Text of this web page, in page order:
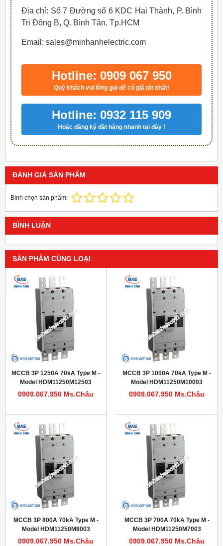
Địa chỉ: Số 7 Đường số 6 KDC Hai Thành, P. Bình
Trị Đông B, Q. Bình Tân, Tp.HCM
Email: sales@minhanhelectric.com
Hotline: 0909 067 950
Quý khách vui lòng gọi để có giá tốt nhất!
Hotline: 0932 115 909
Hoặc đăng ký đặt hàng nhanh tại đây !
ĐÁNH GIÁ SẢN PHẨM
Bình chọn sản phẩm:
BÌNH LUẬN
SẢN PHẨM CÙNG LOẠI
MCCB 3P 1250A 70kA Type M -
Model HDM11250M12503
0909.067.950 Ms.Châu
MCCB 3P 1000A 70kA Type M -
Model HDM11250M10003
0909.067.950 Ms.Châu
MCCB 3P 800A 70kA Type M -
Model HDM11250M8003
0909.067.950 Ms.Châu
MCCB 3P 700A 70kA Type M -
Model HDM11250M7003
0909.067.950 Ms.Châu